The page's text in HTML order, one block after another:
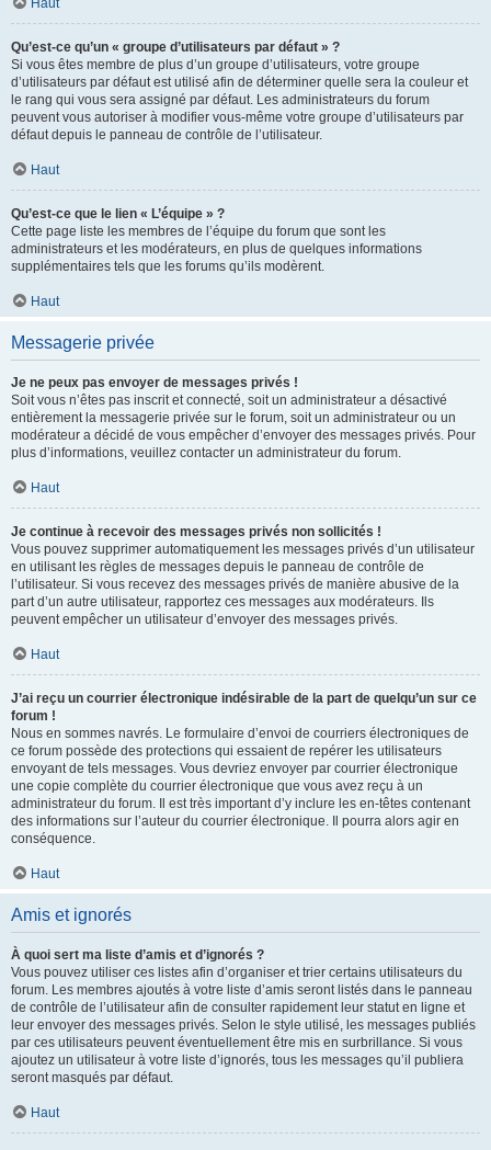
Haut
Qu’est-ce qu’un « groupe d’utilisateurs par défaut » ?
Si vous êtes membre de plus d’un groupe d’utilisateurs, votre groupe
d’utilisateurs par défaut est utilisé afin de déterminer quelle sera la couleur et
le rang qui vous sera assigné par défaut. Les administrateurs du forum
peuvent vous autoriser à modifier vous-même votre groupe d’utilisateurs par
défaut depuis le panneau de contrôle de l’utilisateur.
Haut
Qu’est-ce que le lien « L’équipe » ?
Cette page liste les membres de l’équipe du forum que sont les
administrateurs et les modérateurs, en plus de quelques informations
supplémentaires tels que les forums qu’ils modèrent.
Haut
Messagerie privée
Je ne peux pas envoyer de messages privés !
Soit vous n’êtes pas inscrit et connecté, soit un administrateur a désactivé
entièrement la messagerie privée sur le forum, soit un administrateur ou un
modérateur a décidé de vous empêcher d’envoyer des messages privés. Pour
plus d’informations, veuillez contacter un administrateur du forum.
Haut
Je continue à recevoir des messages privés non sollicités !
Vous pouvez supprimer automatiquement les messages privés d’un utilisateur
en utilisant les règles de messages depuis le panneau de contrôle de
l’utilisateur. Si vous recevez des messages privés de manière abusive de la
part d’un autre utilisateur, rapportez ces messages aux modérateurs. Ils
peuvent empêcher un utilisateur d’envoyer des messages privés.
Haut
J’ai reçu un courrier électronique indésirable de la part de quelqu’un sur ce
forum !
Nous en sommes navrés. Le formulaire d’envoi de courriers électroniques de
ce forum possède des protections qui essaient de repérer les utilisateurs
envoyant de tels messages. Vous devriez envoyer par courrier électronique
une copie complète du courrier électronique que vous avez reçu à un
administrateur du forum. Il est très important d’y inclure les en-têtes contenant
des informations sur l’auteur du courrier électronique. Il pourra alors agir en
conséquence.
Haut
Amis et ignorés
À quoi sert ma liste d’amis et d’ignorés ?
Vous pouvez utiliser ces listes afin d’organiser et trier certains utilisateurs du
forum. Les membres ajoutés à votre liste d’amis seront listés dans le panneau
de contrôle de l’utilisateur afin de consulter rapidement leur statut en ligne et
leur envoyer des messages privés. Selon le style utilisé, les messages publiés
par ces utilisateurs peuvent éventuellement être mis en surbrillance. Si vous
ajoutez un utilisateur à votre liste d’ignorés, tous les messages qu’il publiera
seront masqués par défaut.
Haut